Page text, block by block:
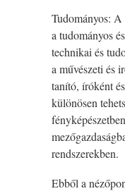
Tudományos:
a tudományos
technikai és
a művészeti és
tanító, íróként
különösen
rendszerekben.
Ebből a